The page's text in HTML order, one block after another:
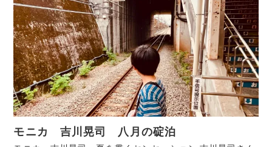
モニカ 吉川晃司 八月の碇泊